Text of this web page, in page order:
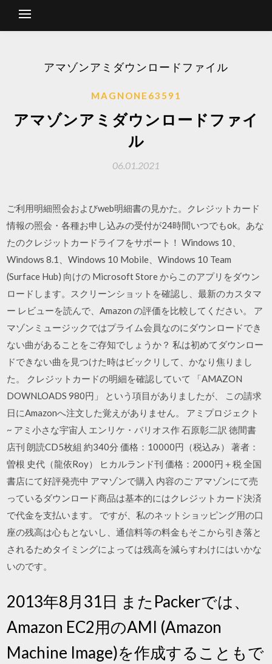
アマゾンアミダウンロードファイル
MAGNONE63591
アマゾンアミダウンロードファイ
ル
06.01.2021
ご利用明細照会およびweb明細書の見かた。クレジットカード
情報の照会・各種お申し込みの受付が24時間いつでもok。あな
たのクレジットカードライフをサポート！ Windows 10、
Windows 8.1、Windows 10 Mobile、Windows 10 Team
(Surface Hub) 向けの Microsoft Store からこのアプリをダウン
ロードします。スクリーンショットを確認し、最新のカスタマ
ー レビューを読んで、Amazon の評価を比較してください。 ア
マゾンミュージックではプライム会員なのにダウンロードでき
ない曲があることをご存知でしょうか？ 私は初めてダウンロー
ドできない曲を見つけた時はビックリして、かなり焦りまし
た。 クレジットカードの明細を確認していて 「AMAZON
DOWNLOADS 980円」 という項目がありましたが、 この請求
日にAmazonへ注文した覚えがありません。 アミプロジェクト
~ アミ小さな宇宙人 エンリケ・バリオス作 石原彰二訳 徳間書
店刊 朗読CD5枚組 約340分 価格：10000円（税込み） 著者：
曽根 史代（龍依Roy） ヒカルランド刊 価格：2000円＋税 全国
書店にて好評発売中 アマゾンで購入 内容のご アマゾンにて売
っているダウンロード商品は基本的にはクレジットカード決済
で代金を支払います。 ですが、私のネットショッピング用の口
座の残高は心もとないし、通信料等の料金もそこから引き落と
されるためタイミングによっては残高を減らすわけにはいかな
いのです。
2013年8月31日 またPackerでは、
Amazon EC2用のAMI (Amazon
Machine Image)を作成することもで